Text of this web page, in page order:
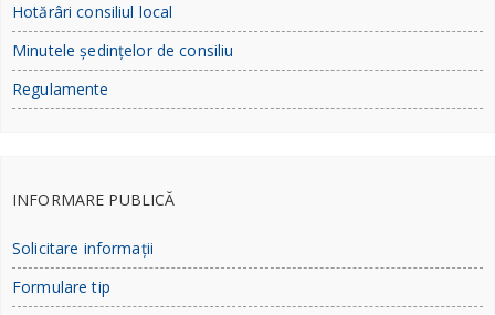
Hotărâri consiliul local
Minutele ședințelor de consiliu
Regulamente
INFORMARE PUBLICĂ
Solicitare informații
Formulare tip